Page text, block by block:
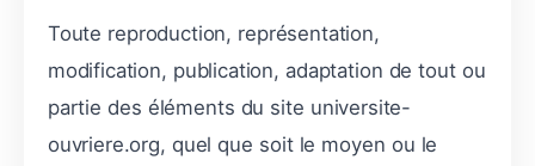
Toute reproduction, représentation,
modification, publication, adaptation de tout ou
partie des éléments du site universite-
ouvriere.org, quel que soit le moyen ou le